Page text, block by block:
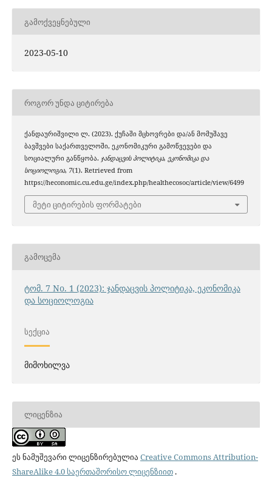
ᲒᲐᲛᲝᲥᲕᲔᲧᲜᲔᲑᲣᲚᲘ
2023-05-10
ᲠᲝᲒᲝᲠ ᲣᲜᲓᲐ ᲪᲘᲢᲘᲠᲔᲑᲐ
ქანდაურიშვილი ლ. (2023). ქუჩაში მცხოვრები და/ან მომუშავე
ბავშვები საქართველოში, ეკონომიკური გამოწვევები და
სოციალური განწყობა. ჯანდაცვის პოლიტიკა, ეკონომიკა და
სოციოლოგია, 7(1). Retrieved from
https://heconomic.cu.edu.ge/index.php/healthecosoc/article/view/6499
მეტი ციტირების ფორმატები
ᲒᲐᲛᲝᲪᲔᲛᲐ
ტომ. 7 No. 1 (2023): ჯანდაცვის პოლიტიკა, ეკონომიკა
და სოციოლოგია
ᲡᲔᲥᲪᲘᲐ
მიმოხილვა
ᲚᲘᲪᲔᲜᲖᲘᲐ
ეს ნამუშევარი ლიცენზირებულია Creative Commons Attribution-
ShareAlike 4.0 საერთაშორისო ლიცენზიით.